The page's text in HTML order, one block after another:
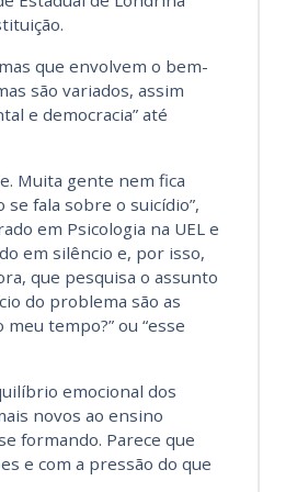
que envolvem o bem-
são variados, assim
e democracia” até
Muita gente nem fica
fala sobre o suicídio”,
em Psicologia na UEL e
em silêncio e, por isso,
que pesquisa o assunto
do problema são as
tempo?” ou “esse
emocional dos
novos ao ensino
formando. Parece que
e com a pressão do que